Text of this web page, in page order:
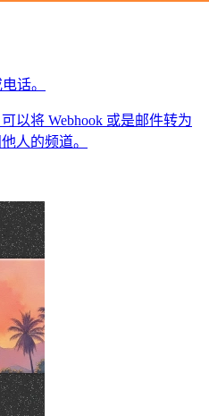
话。
以将 Webhook 或是邮件转为
人的频道。